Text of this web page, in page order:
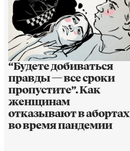
“Будете добиваться
правды — все сроки
пропустите”. Как
женщинам
отказывают в абортах
во время пандемии